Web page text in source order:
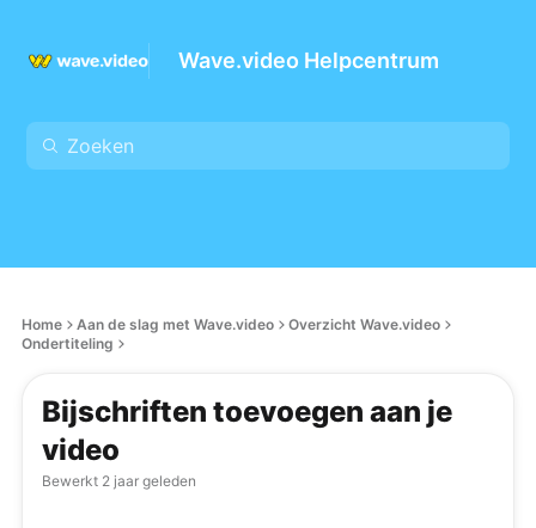
Wave.video Helpcentrum
Home Aan de slag met Wave.video
Overzicht Wave.video
Ondertiteling
Bijschriften toevoegen aan je
video
Bewerkt 2 jaar geleden